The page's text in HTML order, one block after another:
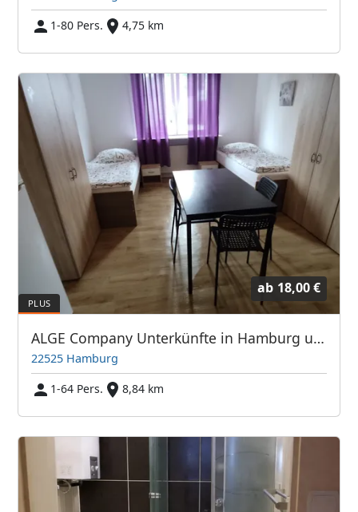
1-80 Pers.
4,75 km
ab 18,00 €
ALGE Company Unterkünfte in Hamburg und Umgebung
22525 Hamburg
1-64 Pers.
8,84 km